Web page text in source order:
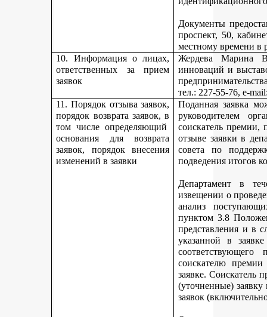
Документы
проспект, 50,
местному времени в
10. Информация о лицах,
ответственных за прием
заявок
Жердева Марина
инноваций и
тел.: 227-55-76, e-
11. Порядок отзыва заявок,
порядок возврата заявок, в
том числе определяющий
основания для возврата
заявок, порядок внесения
изменений в заявки
Поданная заявка
руководителем
соискатель премии,
отзыве заявки в
совета по
подведения итогов
Департамент в
извещении о
анализ
пунктом 3.8
представления и в
указанной в
соответствующего
соискателю
заявке. Соискатель
(уточненные)
заявок